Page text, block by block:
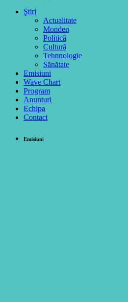
Ştiri
Actualitate
Monden
Politică
Cultură
Tehnnologie
Sănătate
Emisiuni
Wave Chart
Program
Anunturi
Echipa
Contact
Emisiuni